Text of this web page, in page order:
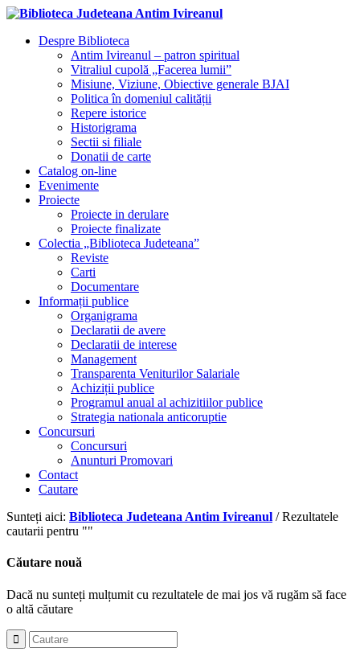
Despre Biblioteca
Antim Ivireanul – patron spiritual
Vitraliul cupolă „Facerea lumii”
Misiune, Viziune, Obiective generale BJAI
Politica în domeniul calității
Repere istorice
Historigrama
Sectii si filiale
Donatii de carte
Catalog on-line
Evenimente
Proiecte
Proiecte in derulare
Proiecte finalizate
Colectia „Biblioteca Judeteana”
Reviste
Carti
Documentare
Informații publice
Organigrama
Declaratii de avere
Declaratii de interese
Management
Transparenta Veniturilor Salariale
Achiziții publice
Programul anual al achizitiilor publice
Strategia nationala anticoruptie
Concursuri
Concursuri
Anunturi Promovari
Contact
Cautare
Sunteți aici: Biblioteca Judeteana Antim Ivireanul / Rezultatele
cautarii pentru ""
Căutare nouă
Dacă nu sunteți mulțumit cu rezultatele de mai jos vă rugăm să face
o altă căutare